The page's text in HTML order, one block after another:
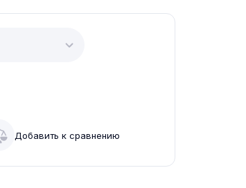
Добавить к сравнению